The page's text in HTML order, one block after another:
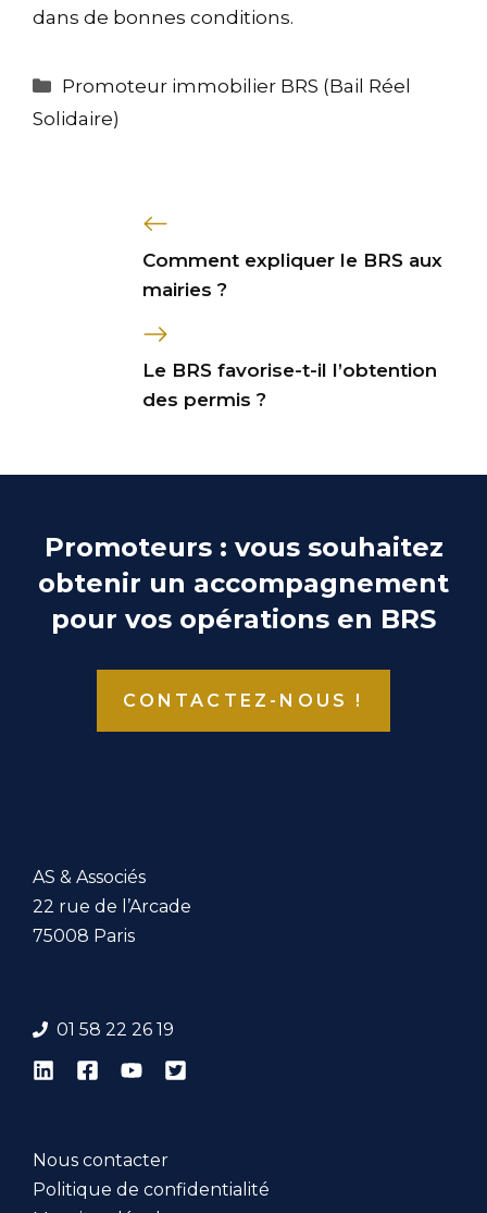
dans de bonnes conditions.
Promoteur immobilier BRS (Bail Réel
Solidaire)
Comment expliquer le BRS aux
mairies ?
Le BRS favorise-t-il l’obtention
des permis ?
Promoteurs : vous souhaitez
obtenir un accompagnement
pour vos opérations en BRS
CONTACTEZ-NOUS !
AS & Associés
22 rue de l’Arcade
75008 Paris
01 58 22 26 19
Nous contacter
Politique de confidentialité